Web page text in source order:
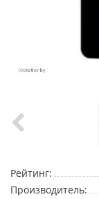
Рейтинг:
Производитель: